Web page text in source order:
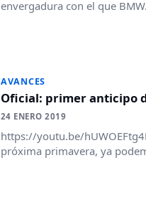
envergadura con el que
AVANCES
Oficial: primer anticipo
24 ENERO 2019
https://youtu.be/
próxima primavera, ya